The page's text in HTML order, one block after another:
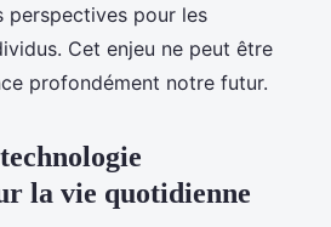
perspectives pour les
Cet enjeu ne peut être
profondément notre futur.
la vie quotidienne